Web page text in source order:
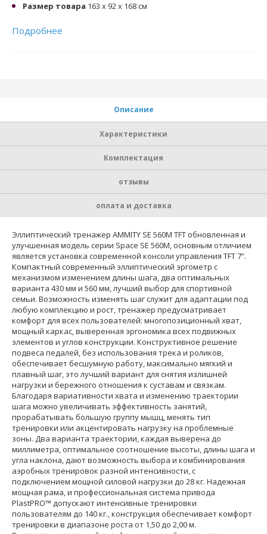
Размер товара 163 х 92 х 168 см
Подробнее
Описание
Характеристики
Комплектация
отзывы
оплата и доставка
Эллиптический тренажер AMMITY SE 560M TFT обновленная и
улучшенная модель серии Space SE 560M, основным отличием
является установка современной консоли управления TFT 7”.
Компактный современный эллиптический эргометр с
механизмом изменением длины шага, два оптимальных
варианта 430 мм и 560 мм, лучший выбор для спортивной
семьи. Возможность изменять шаг служит для адаптации под
любую комплекцию и рост, тренажер предусматривает
комфорт для всех пользователей: многопозиционный хват,
мощный каркас, выверенная эргономика всех подвижных
элементов и углов конструкции. Конструктивное решение
подвеса педалей, без использования трека и роликов,
обеспечивает бесшумную работу, максимально мягкий и
плавный шаг, это лучший вариант для снятия излишней
нагрузки и бережного отношения к суставам и связкам.
Благодаря вариативности хвата и изменению траектории
шага можно увеличивать эффективность занятий,
прорабатывать большую группу мышц, менять тип
тренировки или акцентировать нагрузку на проблемные
зоны. Два варианта траектории, каждая выверена до
миллиметра, оптимальное соотношение высоты, длины шага и
угла наклона, дают возможность выбора и комбинирования
аэробных тренировок разной интенсивности, с
подключением мощной силовой нагрузки до 28 кг. Надежная
мощная рама, и профессиональная система привода
PlastPRO™ допускают интенсивные тренировки
пользователям до 140 кг., конструкция обеспечивает комфорт
тренировки в диапазоне роста от 1,50 до 2,00 м.